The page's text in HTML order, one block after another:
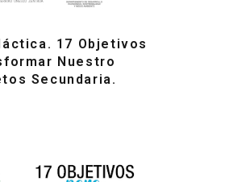
17 Objetivos
Nuestro
Secundaria.